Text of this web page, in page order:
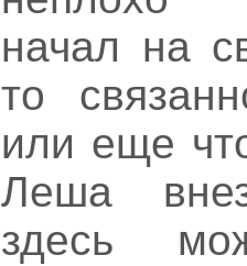
начал на
то
или еще
Леша
здесь